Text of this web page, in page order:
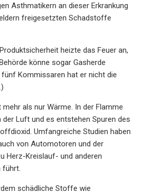
Asthmatikern an dieser Erkrankung
freigesetzten Schadstoffe
heizte das Feuer an,
könne sogar Gasherde
Kommissaren hat er nicht die
als nur Wärme. In der Flamme
Luft und es entstehen Spuren des
Umfangreiche Studien haben
von Automotoren und der
Herz-Kreislauf- und anderen
führt.
schädliche Stoffe wie